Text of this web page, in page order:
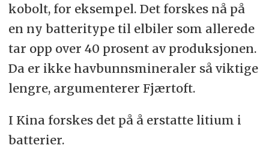
kobolt, for eksempel. Det forskes nå på
en ny batteritype til elbiler som allerede
tar opp over 40 prosent av produksjonen.
Da er ikke havbunnsmineraler så viktige
lengre, argumenterer Fjærtoft.
I Kina forskes det på å erstatte litium i
batterier.